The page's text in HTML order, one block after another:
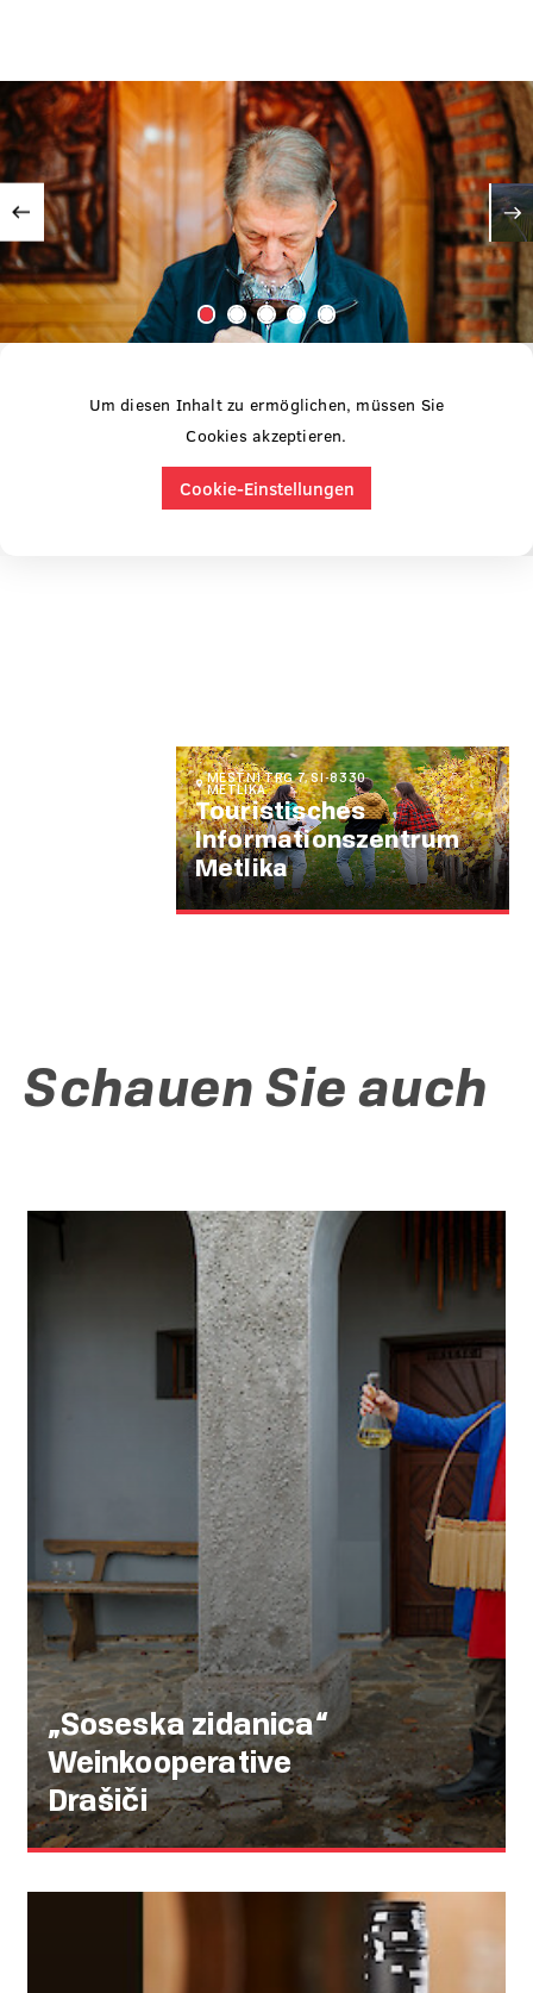
Vorherige
Um diesen Inhalt zu ermöglichen, müssen Sie
Cookies akzeptieren.
Cookie-Einstellungen
MESTNI TRG 7, SI-8330
METLIKA
Touristisches
Informationszentrum
Metlika
Schauen Sie auch
„Soseska zidanica“
Weinkooperative
Drašiči